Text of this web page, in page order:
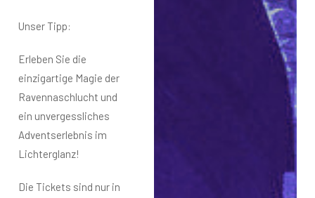
Unser Tipp:
Erleben Sie die
einzigartige Magie der
Ravennaschlucht und
ein unvergessliches
Adventserlebnis im
Lichterglanz!
Die Tickets sind nur in